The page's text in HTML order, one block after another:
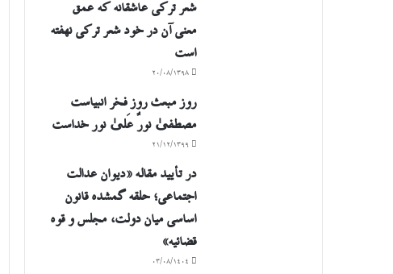
شعر ترکی عاشقانه که عمق
معنی آن در خود شعر ترکی نهفته
است
۲۰/۰۸/۱۳۹۸
روز مبعث روز فخر انبیاست
مصطفیٰ نورٌ عَلیٰ نور خداست
۲۱/۱۲/۱۳۹۹
در تأیید مقاله «دیوان عدالت
اجتماعی؛ حلقه گمشده قانون
اساسی میان دولت، مجلس و قوه
قضائیه»
۰۳/۰۸/۱۴۰۴